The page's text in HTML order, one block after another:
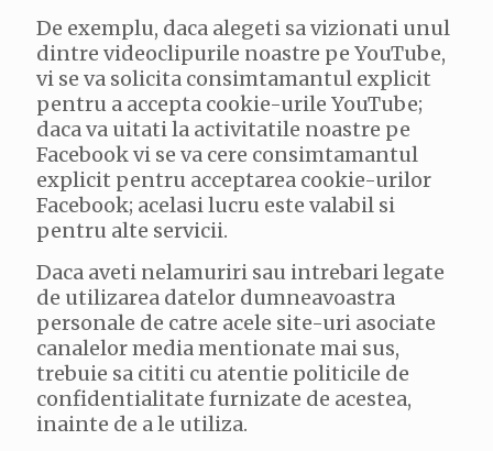
De exemplu, daca alegeti sa vizionati unul
dintre videoclipurile noastre pe YouTube,
vi se va solicita consimtamantul explicit
pentru a accepta cookie-urile YouTube;
daca va uitati la activitatile noastre pe
Facebook vi se va cere consimtamantul
explicit pentru acceptarea cookie-urilor
Facebook; acelasi lucru este valabil si
pentru alte servicii.
Daca aveti nelamuriri sau intrebari legate
de utilizarea datelor dumneavoastra
personale de catre acele site-uri asociate
canalelor media mentionate mai sus,
trebuie sa cititi cu atentie politicile de
confidentialitate furnizate de acestea,
inainte de a le utiliza.